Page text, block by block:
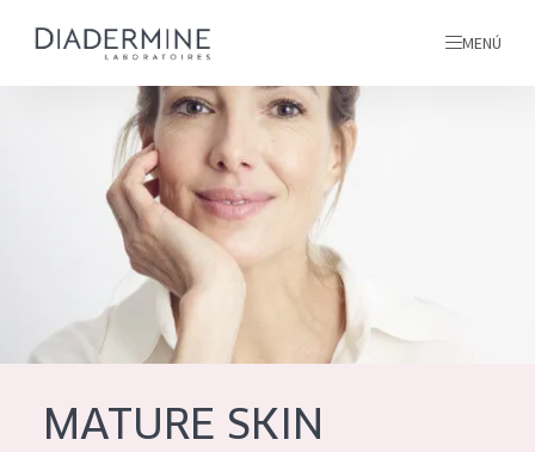
TODOS NUESTROS
PRODUCTOS
todos nuestros productos
MENÚ
INGREDIENTES
MÁS SOBRE NOSOTROS
INSPIRACIÓN
contacto
MATURE SKIN